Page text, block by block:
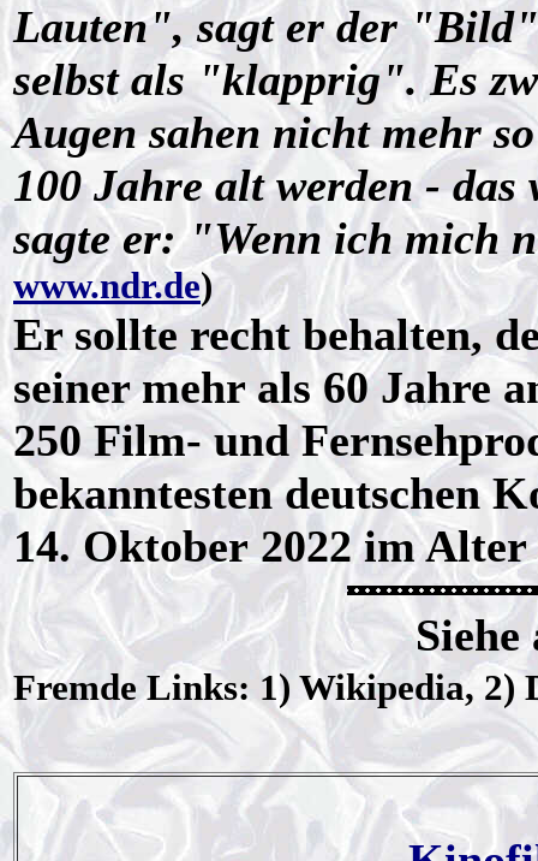
Lauten", sagt er der "Bild"
selbst als "klapprig". Es
Augen sahen nicht mehr
100 Jahre alt werden -
sagte er: "Wenn ich mich
www.ndr.de)
Er sollte recht behalten,
seiner mehr als 60 Jahre
250 Film- und
bekanntesten deutschen
14. Oktober 2022 im
Fremde Links: 1) Wikipedia, 2)